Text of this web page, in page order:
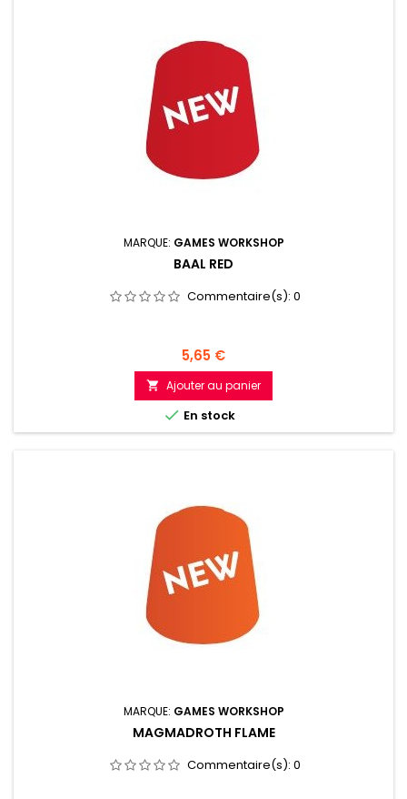
MARQUE: GAMES WORKSHOP
BAAL RED
Commentaire(s): 0
Prix
5,65 €
 Ajouter au panier
 En stock
MARQUE: GAMES WORKSHOP
MAGMADROTH FLAME
Commentaire(s): 0